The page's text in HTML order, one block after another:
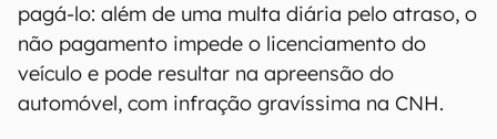
pagá-lo: além de uma multa diária pelo atraso, o
não pagamento impede o licenciamento do
veículo e pode resultar na apreensão do
automóvel, com infração gravíssima na CNH.